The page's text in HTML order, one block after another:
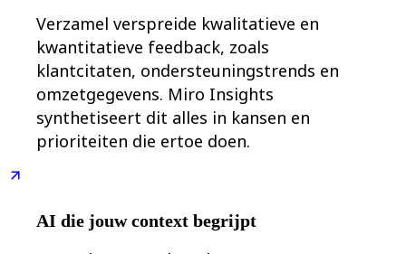
Helpcentrum
Gebeurtenissen
Community
Blog
Partners en diensten
Miro Professionele Dienstverlening
Solution Partners
Prijzen
Verzamel verspreide kwalitatieve en
kwantitatieve feedback, zoals
klantcitaten, ondersteuningstrends en
omzetgegevens. Miro Insights
synthetiseert dit alles in kansen en
prioriteiten die ertoe doen.
AI die jouw context begrijpt